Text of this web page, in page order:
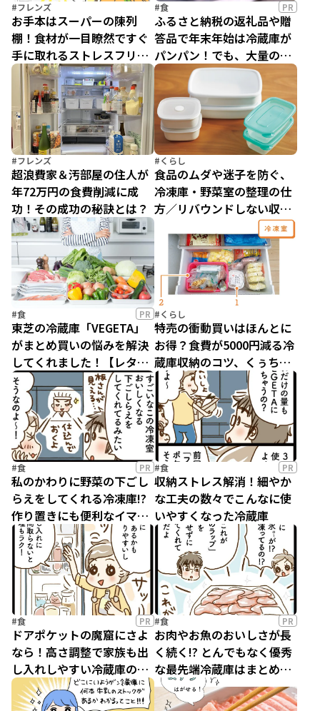
#フレンズ
お手本はスーパーの陳列
棚！食材が一目瞭然ですぐ
手に取れるストレスフリー
の冷蔵室収納術
PR
#食
ふるさと納税の返礼品や贈
答品で年末年始は冷蔵庫が
パンパン！でも、大量のま
とめ買いも納まる冷凍冷蔵
庫があった！
#フレンズ
超浪費家＆汚部屋の住人が
年72万円の食費削減に成
功！その成功の秘訣とは？
#くらし
食品のムダや迷子を防ぐ、
冷凍庫・野菜室の整理の仕
方／リバウンドしない収納
PR
#食
東芝の冷蔵庫「VEGETA」
がまとめ買いの悩みを解決
してくれました！【レタス
クラブ読者座談会】
#くらし
特売の衝動買いはほんとに
お得？食費が5000円減る冷
蔵庫収納のコツ、くぅちゃ
んが教えます！！
PR
#食
私のかわりに野菜の下ごし
らえをしてくれる冷凍庫!?
作り置きにも便利なイマド
キ冷蔵庫のスゴ技機能！
PR
#食
収納ストレス解消！細やか
な工夫の数々でこんなに使
いやすくなった冷蔵庫
PR
#食
ドアポケットの魔窟にさよ
なら！高さ調整で家族も出
し入れしやすい冷蔵庫のヒ
ミツ
PR
#食
お肉やお魚のおいしさが長
く続く!? とんでもなく優秀
な最先端冷蔵庫はまとめ買
いの強い味方